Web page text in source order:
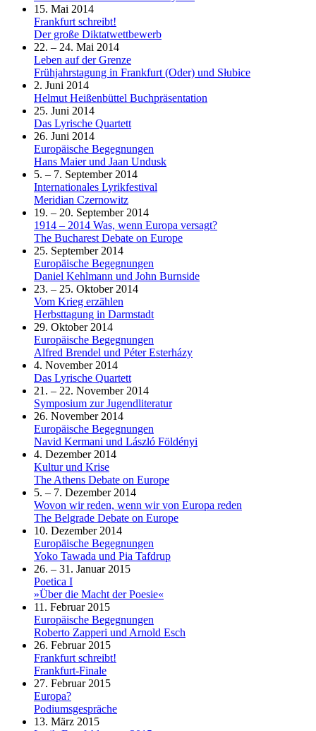
15. Mai 2014
Frankfurt schreibt!
Der große Diktatwettbewerb
22. – 24. Mai 2014
Leben auf der Grenze
Frühjahrstagung in Frankfurt (Oder) und Słubice
2. Juni 2014
Helmut Heißenbüttel Buchpräsentation
25. Juni 2014
Das Lyrische Quartett
26. Juni 2014
Europäische Begegnungen
Hans Maier und Jaan Undusk
5. – 7. September 2014
Internationales Lyrikfestival
Meridian Czernowitz
19. – 20. September 2014
1914 – 2014 Was, wenn Europa versagt?
The Bucharest Debate on Europe
25. September 2014
Europäische Begegnungen
Daniel Kehlmann und John Burnside
23. – 25. Oktober 2014
Vom Krieg erzählen
Herbsttagung in Darmstadt
29. Oktober 2014
Europäische Begegnungen
Alfred Brendel und Péter Esterházy
4. November 2014
Das Lyrische Quartett
21. – 22. November 2014
Symposium zur Jugendliteratur
26. November 2014
Europäische Begegnungen
Navid Kermani und László Földényi
4. Dezember 2014
Kultur und Krise
The Athens Debate on Europe
5. – 7. Dezember 2014
Wovon wir reden, wenn wir von Europa reden
The Belgrade Debate on Europe
10. Dezember 2014
Europäische Begegnungen
Yoko Tawada und Pia Tafdrup
26. – 31. Januar 2015
Poetica I
»Über die Macht der Poesie«
11. Februar 2015
Europäische Begegnungen
Roberto Zapperi und Arnold Esch
26. Februar 2015
Frankfurt schreibt!
Frankfurt-Finale
27. Februar 2015
Europa?
Podiumsgespräche
13. März 2015